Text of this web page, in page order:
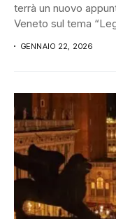
terrà un nuovo
Veneto sul tema
GENNAIO 22, 2026